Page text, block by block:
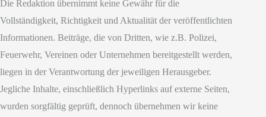
Die Redaktion übernimmt keine Gewähr für die
Vollständigkeit, Richtigkeit und Aktualität der veröffentlichten
Informationen. Beiträge, die von Dritten, wie z.B. Polizei,
Feuerwehr, Vereinen oder Unternehmen bereitgestellt werden,
liegen in der Verantwortung der jeweiligen Herausgeber.
Jegliche Inhalte, einschließlich Hyperlinks auf externe Seiten,
wurden sorgfältig geprüft, dennoch übernehmen wir keine